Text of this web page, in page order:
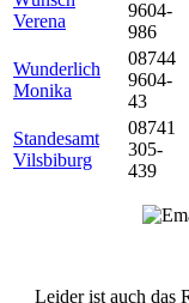
Verena
9604-
986
Wunderlich
Monika
08744
9604-
43
Standesamt
Vilsbiburg
08741
305-
439
Leider ist auch das